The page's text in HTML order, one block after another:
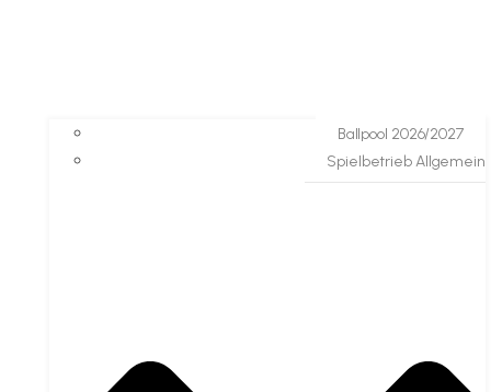
Ballpool 2026/2027
Spielbetrieb Allgemein